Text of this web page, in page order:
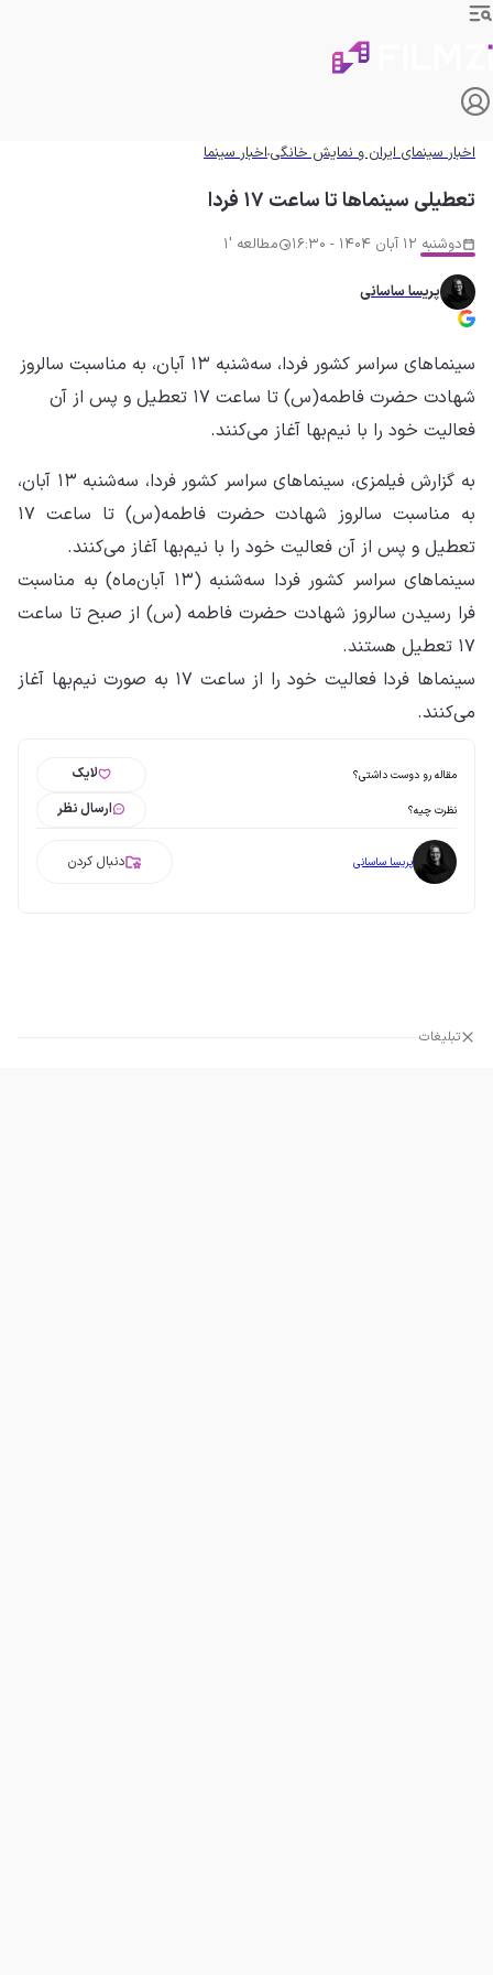
اخبار سینمای ایران و نمایش خانگیاخبار سینما
تعطیلی سینماها تا ساعت ۱۷ فردا
دوشنبه 12 آبان 1404 - 16:30 مطالعه '1
پریسا ساسانی
سینماهای سراسر کشور فردا، سه‌شنبه ۱۳ آبان، به مناسبت سالروز
شهادت حضرت فاطمه(س) تا ساعت ۱۷ تعطیل و پس از آن
فعالیت خود را با نیم‌بها آغاز می‌کنند.
به گزارش فیلمزی، سینماهای سراسر کشور فردا، سه‌شنبه ۱۳ آبان،
به مناسبت سالروز شهادت حضرت فاطمه(س) تا ساعت ۱۷
تعطیل و پس از آن فعالیت خود را با نیم‌بها آغاز می‌کنند.
سینماهای سراسر کشور فردا سه‌شنبه (۱۳ آبان‌ماه) به مناسبت
فرا رسیدن سالروز شهادت حضرت فاطمه (س) از صبح تا ساعت
۱۷ تعطیل هستند.
سینماها فردا فعالیت خود را از ساعت ۱۷ به صورت نیم‌بها آغاز
می‌کنند.
مقاله رو دوست داشتی؟ لایک
نظرت چیه؟ ارسال نظر
پریسا ساسانی دنبال کردن
تبلیغات